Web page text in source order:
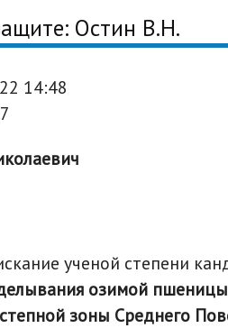
Остин В.Н.
14:48
ученой степени
озимой пшеницы
зоны Среднего